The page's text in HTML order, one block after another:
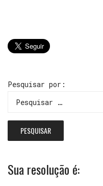
Pesquisar por:
Sua resolução é: